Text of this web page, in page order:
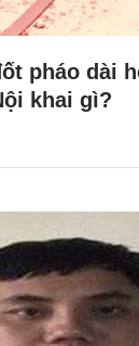
pháo dài
khai gì?